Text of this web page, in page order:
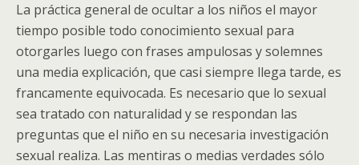
La práctica general de ocultar a los niños el mayor
tiempo posible todo conocimiento sexual para
otorgarles luego con frases ampulosas y solemnes
una media explicación, que casi siempre llega tarde, es
francamente equivocada. Es necesario que lo sexual
sea tratado con naturalidad y se respondan las
preguntas que el niño en su necesaria investigación
sexual realiza. Las mentiras o medias verdades sólo